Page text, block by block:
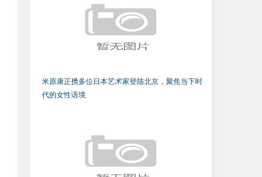
米原康正携多位日本艺术家登陆北京，聚焦当下时
代的女性语境